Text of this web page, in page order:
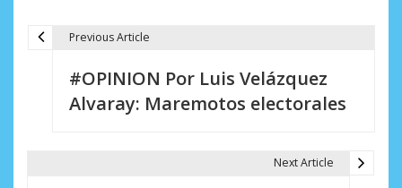
Previous Article
#OPINION Por Luis Velázquez
Alvaray: Maremotos electorales
Next Article